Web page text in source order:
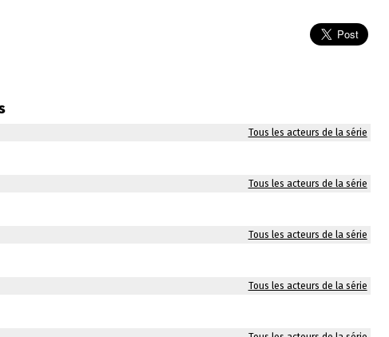
Tous les acteurs de la série
Tous les acteurs de la série
Tous les acteurs de la série
Tous les acteurs de la série